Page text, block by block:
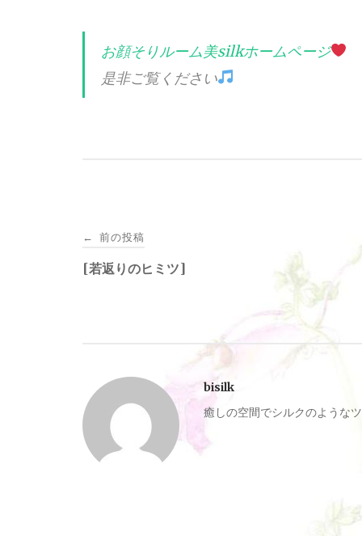
お顔そりルーム美silkホームページ
是非ご覧ください
投
稿
ゲ
ー
← 前の投稿
[若返りのヒミツ]
bisilk
癒しの空間でシルクのような